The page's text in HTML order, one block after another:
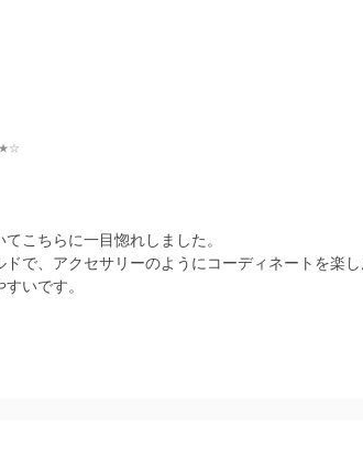
こちらに一目惚れしました。
で、アクセサリーのようにコーディネートを楽し
いです。